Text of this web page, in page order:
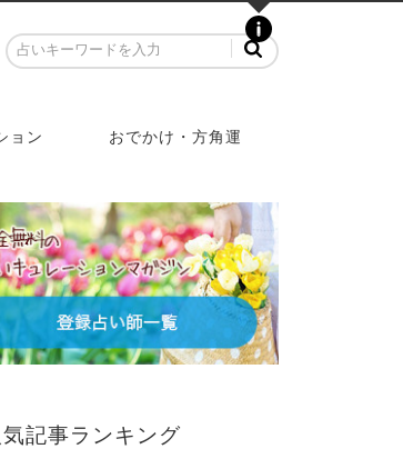
ョン おでかけ・方角運
気記事ランキング